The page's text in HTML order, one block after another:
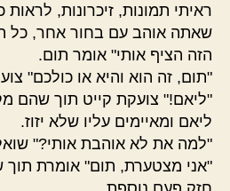
ראיתי תמונות, זיכרונות,
שאתה אוהב עם בחור אחר, כל
הזה הציף אותי" אומר תום.
"תום, זה הוא והיא או כולכם"
"ליאם!" צועקת קייט תוך שהם
ליאם ומאיימים עליו שלא יזוז.
"למה את לא אוהבת אותי?"
"אני מצטערת, תום" אומרת